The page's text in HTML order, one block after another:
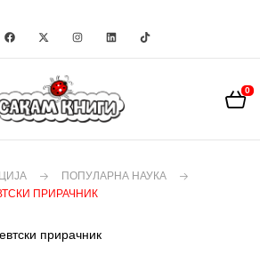
0
ПОПУЛАРНА НАУКА
ПРИРАЧНИК